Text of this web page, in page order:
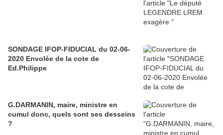
SONDAGE IFOP-FIDUCIAL du 02-06-
2020 Envolée de la cote de
Ed.Philippe
G.DARMANIN, maire, ministre en
cumul donc, quels sont ses desseins
?